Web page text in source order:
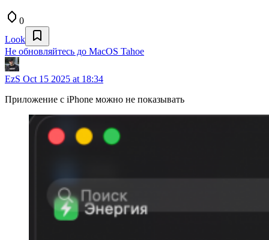
0
Look
Не обновляйтесь до MacOS Tahoe
EzS Oct 15 2025 at 18:34
Приложение с iPhone можно не показывать